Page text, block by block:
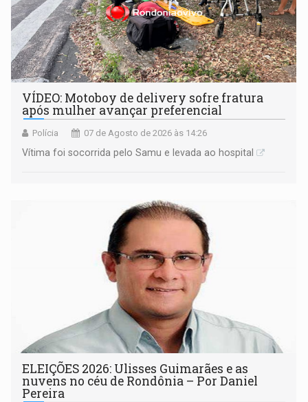
VÍDEO: Motoboy de delivery sofre fratura
após mulher avançar preferencial
Polícia 07 de Agosto de 2026 às 14:26
Vítima foi socorrida pelo Samu e levada ao hospital
ELEIÇÕES 2026: Ulisses Guimarães e as
nuvens no céu de Rondônia – Por Daniel
Pereira